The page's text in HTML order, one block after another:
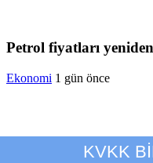
Petrol fiyatları
Ekonomi 1 gün önce
KVKK